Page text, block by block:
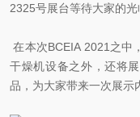
2325号展台等待大家的光
在本次BCEIA 2021之中
干燥机设备之外，还将
品，为大家带来一次展示